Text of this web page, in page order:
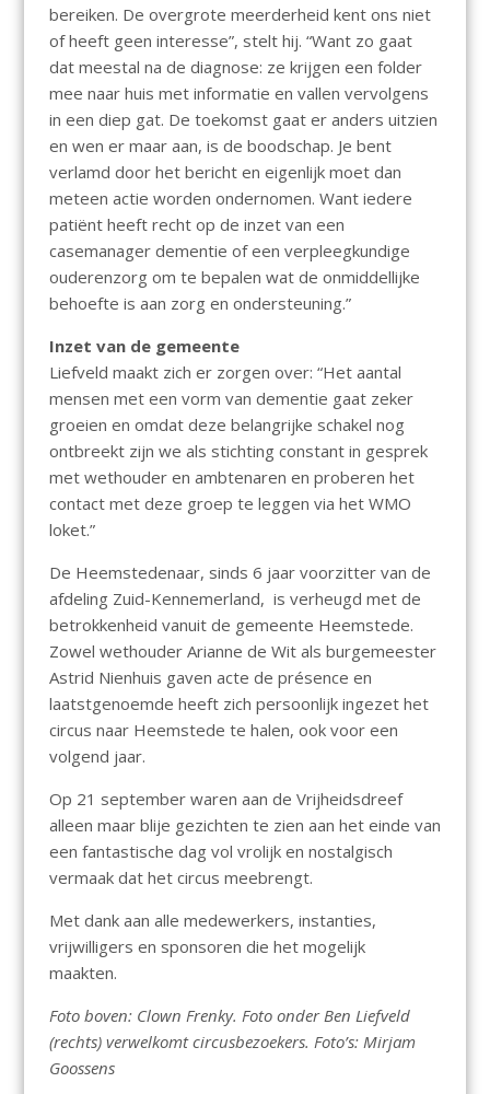
bereiken. De overgrote meerderheid kent ons niet
of heeft geen interesse”, stelt hij. “Want zo gaat
dat meestal na de diagnose: ze krijgen een folder
mee naar huis met informatie en vallen vervolgens
in een diep gat. De toekomst gaat er anders uitzien
en wen er maar aan, is de boodschap. Je bent
verlamd door het bericht en eigenlijk moet dan
meteen actie worden ondernomen. Want iedere
patiënt heeft recht op de inzet van een
casemanager dementie of een verpleegkundige
ouderenzorg om te bepalen wat de onmiddellijke
behoefte is aan zorg en ondersteuning.”
Inzet van de gemeente
Liefveld maakt zich er zorgen over: “Het aantal
mensen met een vorm van dementie gaat zeker
groeien en omdat deze belangrijke schakel nog
ontbreekt zijn we als stichting constant in gesprek
met wethouder en ambtenaren en proberen het
contact met deze groep te leggen via het WMO
loket.”
De Heemstedenaar, sinds 6 jaar voorzitter van de
afdeling Zuid-Kennemerland, is verheugd met de
betrokkenheid vanuit de gemeente Heemstede.
Zowel wethouder Arianne de Wit als burgemeester
Astrid Nienhuis gaven acte de présence en
laatstgenoemde heeft zich persoonlijk ingezet het
circus naar Heemstede te halen, ook voor een
volgend jaar.
Op 21 september waren aan de Vrijheidsdreef
alleen maar blije gezichten te zien aan het einde van
een fantastische dag vol vrolijk en nostalgisch
vermaak dat het circus meebrengt.
Met dank aan alle medewerkers, instanties,
vrijwilligers en sponsoren die het mogelijk
maakten.
Foto boven: Clown Frenky. Foto onder Ben Liefveld
(rechts) verwelkomt circusbezoekers. Foto’s: Mirjam
Goossens